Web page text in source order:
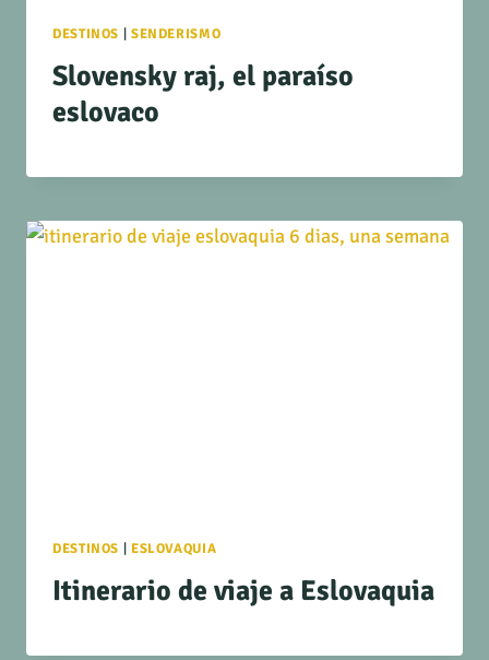
DESTINOS | SENDERISMO
Slovensky raj, el paraíso
eslovaco
DESTINOS | ESLOVAQUIA
Itinerario de viaje a Eslovaquia